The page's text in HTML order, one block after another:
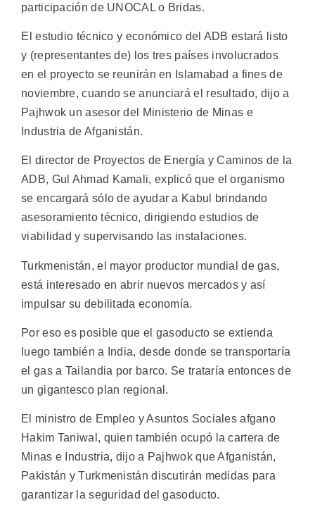
participación de UNOCAL o Bridas.
El estudio técnico y económico del ADB estará listo
y (representantes de) los tres países involucrados
en el proyecto se reunirán en Islamabad a fines de
noviembre, cuando se anunciará el resultado, dijo a
Pajhwok un asesor del Ministerio de Minas e
Industria de Afganistán.
El director de Proyectos de Energía y Caminos de la
ADB, Gul Ahmad Kamali, explicó que el organismo
se encargará sólo de ayudar a Kabul brindando
asesoramiento técnico, dirigiendo estudios de
viabilidad y supervisando las instalaciones.
Turkmenistán, el mayor productor mundial de gas,
está interesado en abrir nuevos mercados y así
impulsar su debilitada economía.
Por eso es posible que el gasoducto se extienda
luego también a India, desde donde se transportaría
el gas a Tailandia por barco. Se trataría entonces de
un gigantesco plan regional.
El ministro de Empleo y Asuntos Sociales afgano
Hakim Taniwal, quien también ocupó la cartera de
Minas e Industria, dijo a Pajhwok que Afganistán,
Pakistán y Turkmenistán discutirán medidas para
garantizar la seguridad del gasoducto.